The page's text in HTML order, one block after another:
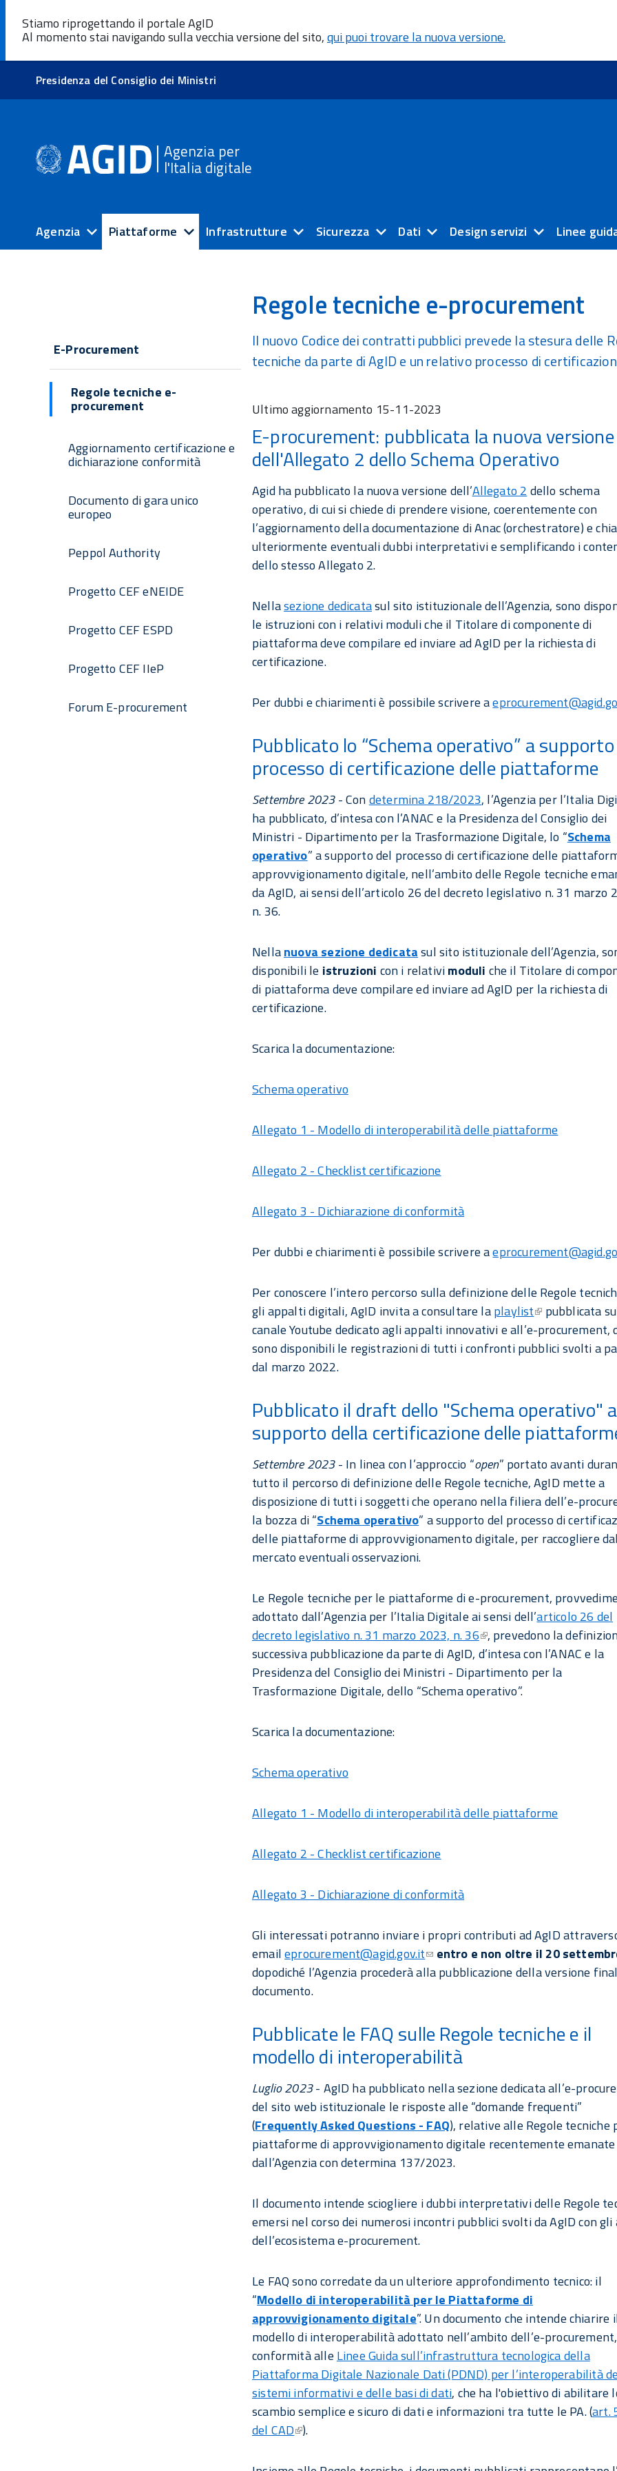
Stiamo riprogettando il portale AgID
Al momento stai navigando sulla vecchia versione del sito,qui puoi trovare la nuova versione.
Presidenza del Consiglio dei Ministri
Agenzia per
l'Italia digitale
Agenzia Piattaforme Infrastrutture Sicurezza Dati Design servizi Linee
Regole tecniche e-procurement
Navigazione
principale
E-Procurement
Regole tecniche e-
procurement
Aggiornamento certificazione e
dichiarazione conformità
Documento di gara unico
europeo
Peppol Authority
Progetto CEF eNEIDE
Progetto CEF ESPD
Progetto CEF IIeP
Forum E-procurement
Il nuovo Codice dei contratti pubblici prevede la stesura delle
tecniche da parte di AgID e un relativo processo di
Ultimo aggiornamento 15-11-2023
E-procurement: pubblicata la nuova versione
dell'Allegato 2 dello Schema Operativo
Agid ha pubblicato la nuova versione dell’Allegato 2 dello schema
operativo, di cui si chiede di prendere visione, coerentemente con
l’aggiornamento della documentazione di Anac (orchestratore) e
ulteriormente eventuali dubbi interpretativi e semplificando i
dello stesso Allegato 2.
Nellasezione dedicatasul sito istituzionale dell’Agenzia, sono
le istruzioni con i relativi moduli che il Titolare di componente di
piattaforma deve compilare ed inviare ad AgID per la richiesta di
certificazione.
Per dubbi e chiarimenti è possibile scrivere a
Pubblicato lo “Schema operativo” a
processo di certificazione delle piattaforme
Settembre 2023- Condetermina 218/2023, l’Agenzia per l’Italia
ha pubblicato, d’intesa con l’ANAC e la Presidenza del Consiglio dei
Ministri - Dipartimento per la Trasformazione Digitale, lo “Schema
operativo” a supporto del processo di certificazione delle
approvvigionamento digitale, nell’ambito delle Regole tecniche
da AgID, ai sensi dell’articolo 26 del decreto legislativo n. 31 marzo
n. 36.
Nellanuova sezione dedicatasul sito istituzionale dell’Agenzia,
disponibili le istruzioni con i relativimoduli che il Titolare di
di piattaforma deve compilare ed inviare ad AgID per la richiesta di
certificazione.
Scarica la documentazione:
Schema operativo
Allegato 1 - Modello di interoperabilità delle piattaforme
Allegato 2 - Checklist certificazione
Allegato 3 - Dichiarazione di conformità
Per dubbi e chiarimenti è possibile scrivere a
Per conoscere l’intero percorso sulla definizione delle Regole
gli appalti digitali, AgID invita a consultare laplaylist
pubblicata
canale Youtube dedicato agli appalti innovativi e all’e-procurement,
sono disponibili le registrazioni di tutti i confronti pubblici svolti a
dal marzo 2022.
Pubblicato il draft dello "Schema operativo" a
supporto della certificazione delle
Settembre 2023- In linea con l’approccio “open” portato avanti
tutto il percorso di definizione delle Regole tecniche, AgID mette a
disposizione di tutti i soggetti che operano nella filiera dell’e-
la bozza di “Schema operativo” a supporto del processo di
delle piattaforme di approvvigionamento digitale, per raccogliere dal
mercato eventuali osservazioni.
Le Regole tecniche per le piattaforme di e-procurement,
adottato dall’Agenzia per l’Italia Digitale ai sensi dell’articolo 26 del
decreto legislativo n. 31 marzo 2023, n. 36 , prevedono la
successiva pubblicazione da parte di AgID, d’intesa con l’ANAC e la
Presidenza del Consiglio dei Ministri - Dipartimento per la
Trasformazione Digitale, dello “Schema operativo”.
Scarica la documentazione:
Schema operativo
Allegato 1 - Modello di interoperabilità delle piattaforme
Allegato 2 - Checklist certificazione
Allegato 3 - Dichiarazione di conformità
Gli interessati potranno inviare i propri contributi ad AgID
emaileprocurement@agid.gov.it entro e non oltre il 20
dopodiché l’Agenzia procederà alla pubblicazione della versione
documento.
Pubblicate le FAQ sulle Regole tecniche e il
modello di interoperabilità
Luglio 2023- AgID ha pubblicato nella sezione dedicata all’e-
del sito web istituzionale le risposte alle “domande frequenti”
(Frequently Asked Questions - FAQ), relative alle Regole tecniche
piattaforme di approvvigionamento digitale recentemente emanate
dall’Agenzia con determina 137/2023.
Il documento intende sciogliere i dubbi interpretativi delle Regole
emersi nel corso dei numerosi incontri pubblici svolti da AgID con
dell’ecosistema e-procurement.
Le FAQ sono corredate da un ulteriore approfondimento tecnico: il
“Modello di interoperabilità per le Piattaforme di
approvvigionamento digitale”. Un documento che intende chiarire
modello di interoperabilità adottato nell’ambito dell’e-
conformità alle Linee Guida sull’infrastruttura tecnologica della
Piattaforma Digitale Nazionale Dati (PDND) per l’interoperabilità
sistemi informativi e delle basi di dati, che ha l'obiettivo di abilitare
scambio semplice e sicuro di dati e informazioni tra tutte le PA. (art.
del CAD ).